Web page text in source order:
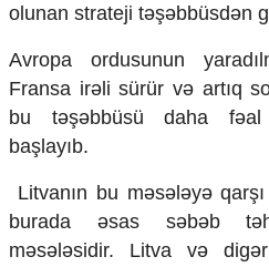
olunan strateji təşəbbüsdən
Avropa ordusunun
Fransa irəli sürür və artıq
bu təşəbbüsü daha fəal
başlayıb.
Litvanın bu məsələyə
burada əsas səbəb
məsələsidir. Litva və